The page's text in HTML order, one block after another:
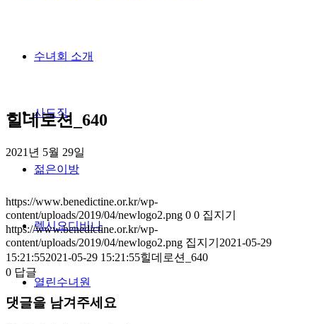
수녀회 소개
사도직
젊은이방
렉시오디비나
열린수녀원
힐데로션_640
2021년 5월 29일
https://www.benedictine.or.kr/wp-
content/uploads/2019/04/newlogo2.png 0 0 집지기
https://www.benedictine.or.kr/wp-
content/uploads/2019/04/newlogo2.png 집지기 2021-05-29
15:21:552021-05-29 15:21:55힐데로션_640
0 답글
댓글을 남겨주세요